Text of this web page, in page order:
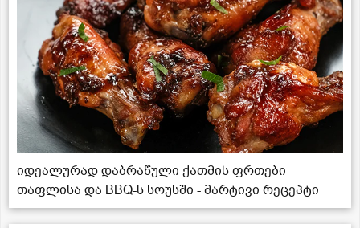
იდეალურად დაბრაწული ქათმის ფრთები
თაფლისა და BBQ-ს სოუსში - მარტივი რეცეპტი